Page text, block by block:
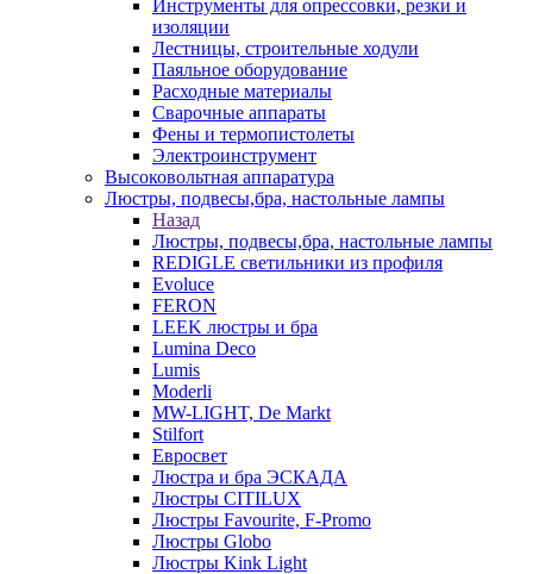
Инструменты для опрессовки, резки и
изоляции
Лестницы, строительные ходули
Паяльное оборудование
Расходные материалы
Сварочные аппараты
Фены и термопистолеты
Электроинструмент
Высоковольтная аппаратура
Люстры, подвесы,бра, настольные лампы
Назад
Люстры, подвесы,бра, настольные лампы
REDIGLE светильники из профиля
Evoluce
FERON
LEEK люстры и бра
Lumina Deco
Lumis
Moderli
MW-LIGHT, De Markt
Stilfort
Евросвет
Люстра и бра ЭСКАДА
Люстры CITILUX
Люстры Favourite, F-Promo
Люстры Globo
Люстры Kink Light